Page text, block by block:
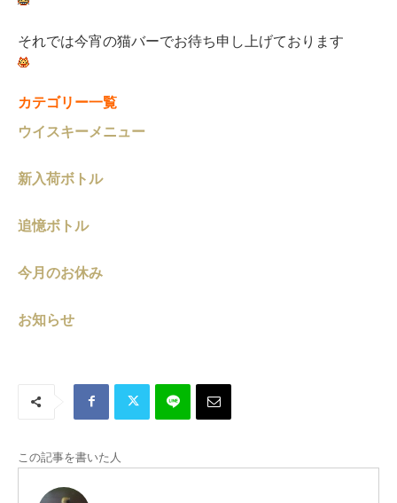
それでは今宵の猫バーでお待ち申し上げております
カテゴリー一覧
ウイスキーメニュー
新入荷ボトル
追憶ボトル
今月のお休み
お知らせ
この記事を書いた人